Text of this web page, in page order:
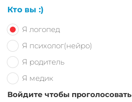
Кто вы :)
Я логопед
Я психолог(нейро)
Я родитель
Я медик
Войдите чтобы проголосовать